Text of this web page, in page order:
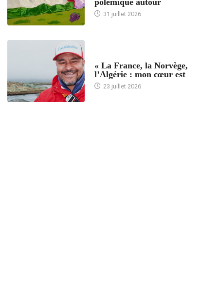
polémique autour
31 juillet 2026
« La France, la Norvège,
l’Algérie : mon cœur est
23 juillet 2026